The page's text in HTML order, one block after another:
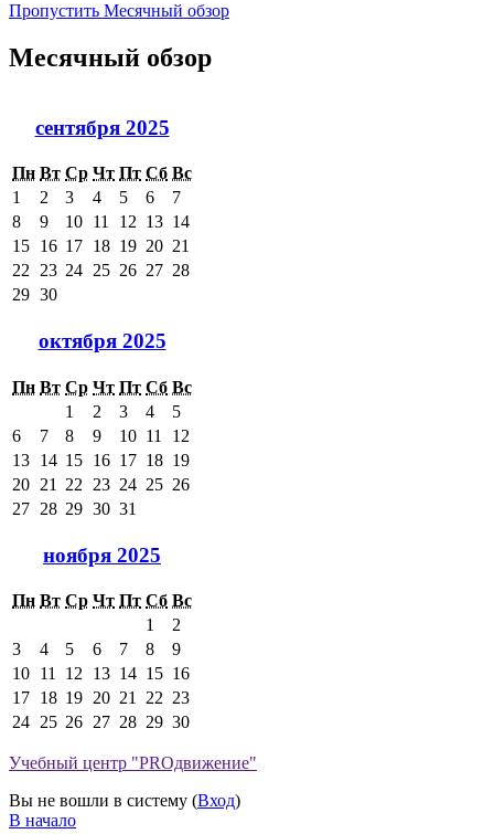
Пропустить Месячный обзор
Месячный обзор
сентября 2025
Пн Вт Ср Чт Пт Сб Вс
1
2 3 4 5 6
7
8
9 10 11 12 13 14
15 16 17 18 19 20 21
22
23 24 25 26 27 28
29 30
октября 2025
Пн Вт Ср Чт Пт Сб Вс
1
2 3 4
5
6
7 8 9 10 11
12
13 14 15 16 17 18 19
20 21 22 23 24 25 26
27 28 29 30 31
ноября 2025
Пн Вт Ср Чт Пт Сб Вс
1
2
3
4 5 6 7 8
9
10 11 12 13 14 15 16
17 18 19 20 21 22 23
24 25 26 27 28 29 30
Учебный центр "PROдвижение"
Вы не вошли в систему (Вход)
В начало